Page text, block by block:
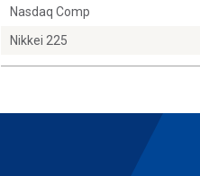
Nasdaq Comp
Nikkei 225